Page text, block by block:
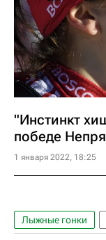
"Инстинкт
победе
1 января 2022, 18:25
Лыжные гонки